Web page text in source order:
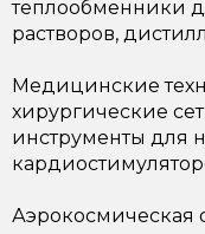
теплообменники
растворов,
Медицинские
хирургические
инструменты для
Аэрокосмическая